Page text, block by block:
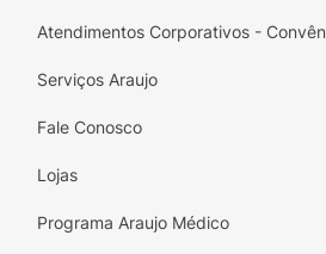
Atendimentos Corporativos -
Serviços Araujo
Fale Conosco
Lojas
Programa Araujo Médico